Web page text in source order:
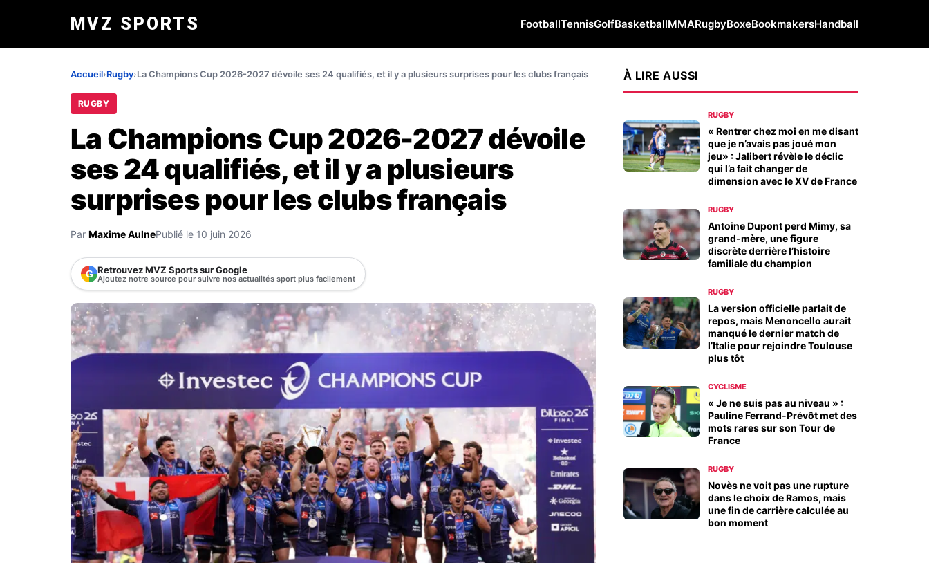
MVZ SPORTS FootballTennisGolfBasketballMMARugbyBoxeBookmakersHandball
Accueil›Rugby›La Champions Cup 2026-2027 dévoile ses 24 qualifiés, et il y a plusieurs surprises pour les clubs français
RUGBY
La Champions Cup 2026-2027 dévoile
ses 24 qualifiés, et il y a plusieurs
surprises pour les clubs français
Par Maxime AulnePublié le 10 juin 2026
G Retrouvez MVZ Sports sur Google
Ajoutez notre source pour suivre nos actualités sport plus facilement
À LIRE AUSSI
RUGBY
« Rentrer chez moi en me disant
que je n’avais pas joué mon
jeu» : Jalibert révèle le déclic
qui l’a fait changer de
dimension avec le XV de France
RUGBY
Antoine Dupont perd Mimy, sa
grand-mère, une figure
discrète derrière l’histoire
familiale du champion
RUGBY
La version officielle parlait de
repos, mais Menoncello aurait
manqué le dernier match de
l’Italie pour rejoindre Toulouse
plus tôt
CYCLISME
« Je ne suis pas au niveau » :
Pauline Ferrand-Prévôt met des
mots rares sur son Tour de
France
RUGBY
Novès ne voit pas une rupture
dans le choix de Ramos, mais
une fin de carrière calculée au
bon moment